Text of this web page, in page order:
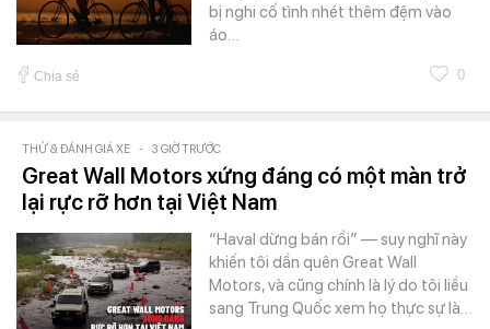
bị nghi cố tình nhét thêm đệm vào
áo…
Chia sẻ 0
THỬ & ĐÁNH GIÁ XE - 3 GIỜ TRƯỚC
Great Wall Motors xứng đáng có một màn trở
lại rực rỡ hơn tại Việt Nam
“Haval dừng bán rồi” — suy nghĩ này
khiến tôi dần quên Great Wall
Motors, và cũng chính là lý do tôi liều
sang Trung Quốc xem họ thực sự là…